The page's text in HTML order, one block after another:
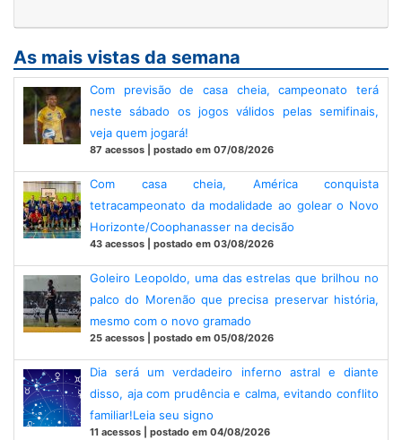
As mais vistas da semana
Com previsão de casa cheia, campeonato terá
neste sábado os jogos válidos pelas semifinais,
veja quem jogará!
87 acessos | postado em 07/08/2026
Com casa cheia, América conquista
tetracampeonato da modalidade ao golear o Novo
Horizonte/Coophanasser na decisão
43 acessos | postado em 03/08/2026
Goleiro Leopoldo, uma das estrelas que brilhou no
palco do Morenão que precisa preservar história,
mesmo com o novo gramado
25 acessos | postado em 05/08/2026
Dia será um verdadeiro inferno astral e diante
disso, aja com prudência e calma, evitando conflito
familiar!Leia seu signo
11 acessos | postado em 04/08/2026